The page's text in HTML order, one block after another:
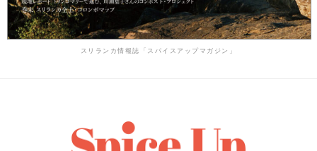
スリランカ情報誌「スパイスアップマガジン」